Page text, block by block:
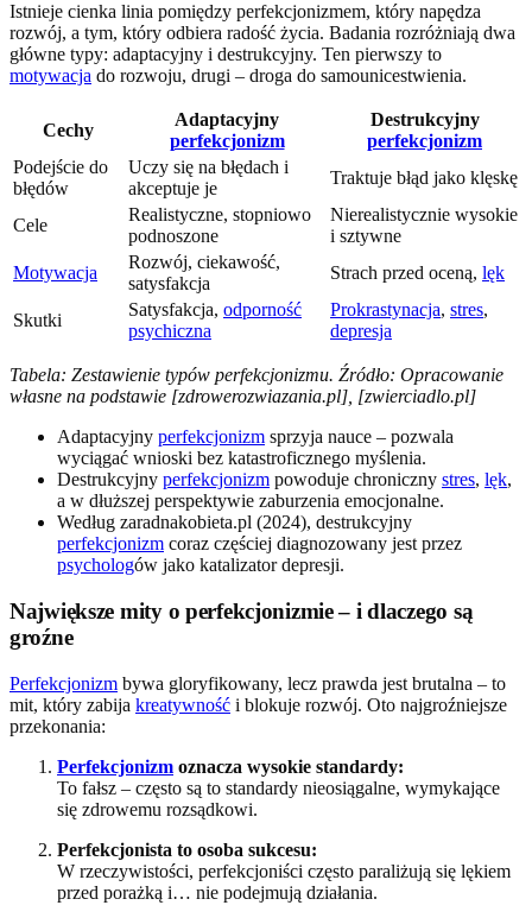
Istnieje cienka linia pomiędzy perfekcjonizmem, który napędza
rozwój, a tym, który odbiera radość życia. Badania rozróżniają dwa
główne typy: adaptacyjny i destrukcyjny. Ten pierwszy to
motywacja do rozwoju, drugi – droga do samounicestwienia.
Cechy
Adaptacyjny
perfekcjonizm
Destrukcyjny
perfekcjonizm
Podejście do
błędów
Uczy się na błędach i
akceptuje je
Traktuje błąd jako klęskę
Cele
Realistyczne, stopniowo
podnoszone
Nierealistycznie wysokie
i sztywne
Motywacja
Rozwój, ciekawość,
satysfakcja
Strach przed oceną, lęk
Skutki
Satysfakcja, odporność
psychiczna
Prokrastynacja, stres,
depresja
Tabela: Zestawienie typów perfekcjonizmu. Źródło: Opracowanie
własne na podstawie [zdrowerozwiazania.pl], [zwierciadlo.pl]
Adaptacyjny perfekcjonizm sprzyja nauce – pozwala
wyciągać wnioski bez katastroficznego myślenia.
Destrukcyjny perfekcjonizm powoduje chroniczny stres, lęk,
a w dłuższej perspektywie zaburzenia emocjonalne.
Według zaradnakobieta.pl (2024), destrukcyjny
perfekcjonizm coraz częściej diagnozowany jest przez
psychologów jako katalizator depresji.
Największe mity o perfekcjonizmie – i dlaczego są
groźne
Perfekcjonizm bywa gloryfikowany, lecz prawda jest brutalna – to
mit, który zabija kreatywność i blokuje rozwój. Oto najgroźniejsze
przekonania:
Perfekcjonizm oznacza wysokie standardy:
To fałsz – często są to standardy nieosiągalne, wymykające
się zdrowemu rozsądkowi.
Perfekcjonista to osoba sukcesu:
W rzeczywistości, perfekcjoniści często paraliżują się lękiem
przed porażką i… nie podejmują działania.